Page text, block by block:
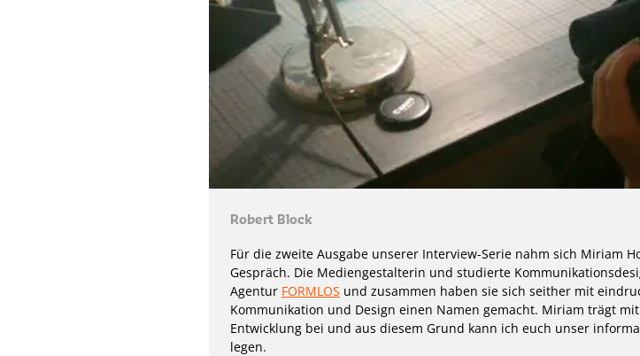
Robert Block
Für die zweite Ausgabe unserer Interview-Serie nahm sich Miriam
Gespräch. Die Mediengestalterin und studierte
Agentur FORMLOS und zusammen haben sie sich seither mit
Kommunikation und Design einen Namen gemacht. Miriam trägt
Entwicklung bei und aus diesem Grund kann ich euch unser
legen.